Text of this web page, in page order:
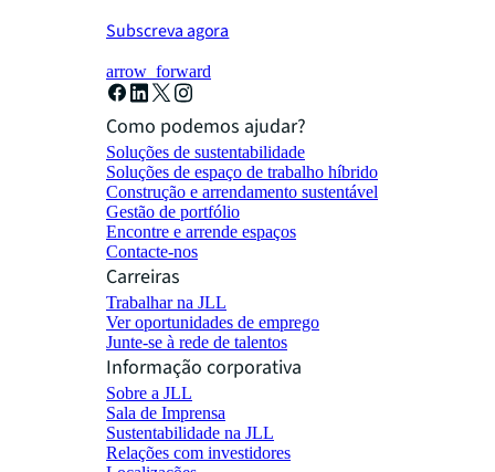
Subscreva agora
arrow_forward
Como podemos ajudar?
Soluções de sustentabilidade
Soluções de espaço de trabalho híbrido
Construção e arrendamento sustentável
Gestão de portfólio
Encontre e arrende espaços
Contacte-nos
Carreiras
Trabalhar na JLL
Ver oportunidades de emprego
Junte-se à rede de talentos
Informação corporativa
Sobre a JLL
Sala de Imprensa
Sustentabilidade na JLL
Relações com investidores